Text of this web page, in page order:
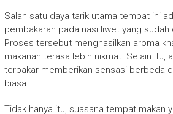
Salah satu daya tarik utama tempat ini
pembakaran pada nasi liwet yang
Proses tersebut menghasilkan aroma
makanan terasa lebih nikmat. Selain itu,
terbakar memberikan sensasi berbeda
biasa.
Tidak hanya itu, suasana tempat makan